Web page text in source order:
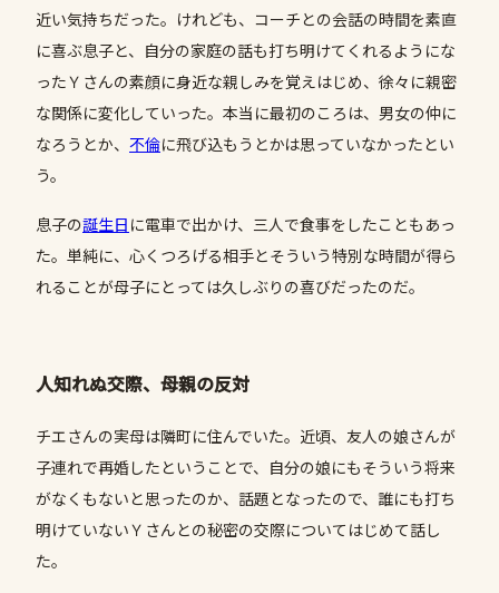
近い気持ちだった。けれども、コーチとの会話の時間を素直
に喜ぶ息子と、自分の家庭の話も打ち明けてくれるようにな
ったＹさんの素顔に身近な親しみを覚えはじめ、徐々に親密
な関係に変化していった。本当に最初のころは、男女の仲に
なろうとか、 不倫に飛び込もうとかは思っていなかったとい
う。
息子の誕生日 に電車で出かけ、三人で食事をしたこともあっ
た。単純に、心くつろげる相手とそういう特別な時間が得ら
れることが母子にとっては久しぶりの喜びだったのだ。
人知れぬ交際、母親の反対
チエさんの実母は隣町に住んでいた。近頃、友人の娘さんが
子連れで再婚したということで、自分の娘にもそういう将来
がなくもないと思ったのか、話題となったので、誰にも打ち
明けていないＹさんとの秘密の交際についてはじめて話し
た。